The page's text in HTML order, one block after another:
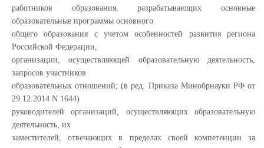
работников образования, разрабатывающих основные
образовательные программы основного
общего образования с учетом особенностей развития региона
Российской Федерации,
организации, осуществляющей образовательную деятельность,
запросов участников
образовательных отношений; (в ред. Приказа Минобрнауки РФ от
29.12.2014 N 1644)
руководителей организаций, осуществляющих образовательную
деятельность, их
заместителей, отвечающих в пределах своей компетенции за